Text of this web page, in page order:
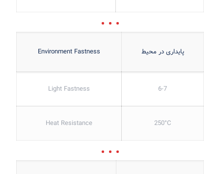
پایداری در محیط Environment Fastness
6-7
Light Fastness
250°C
Heat Resistance